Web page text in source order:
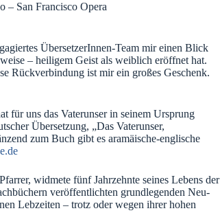
– San Francisco Opera
ÜbersetzerInnen-Team mir einen Blick
– heiligem Geist als weiblich eröffnet hat.
Rückverbindung ist mir ein großes Geschenk.
für uns das Vaterunser in seinem Ursprung
Übersetzung, „Das Vaterunser,
zum Buch gibt es aramäische-englische
widmete fünf Jahrzehnte seines Lebens der
veröffentlichten grundlegenden Neu-
Lebzeiten – trotz oder wegen ihrer hohen